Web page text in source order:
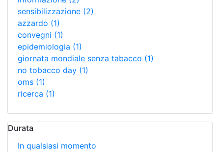
sensibilizzazione (2)
azzardo (1)
convegni (1)
epidemiologia (1)
giornata mondiale senza tabacco (1)
no tobacco day (1)
oms (1)
ricerca (1)
Durata
In qualsiasi momento